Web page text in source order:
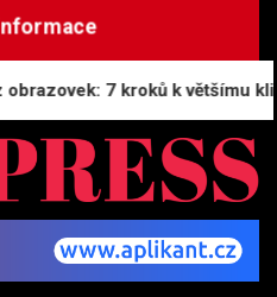
7 kroků k většímu klidu a